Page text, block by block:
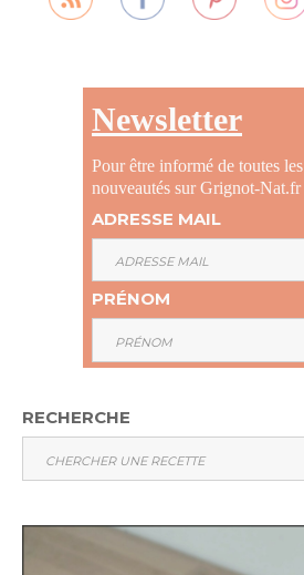
Newsletter
Pour être informé de toutes les
nouveautés sur Grignot-Nat.fr
ADRESSE MAIL
PRÉNOM
RECHERCHE